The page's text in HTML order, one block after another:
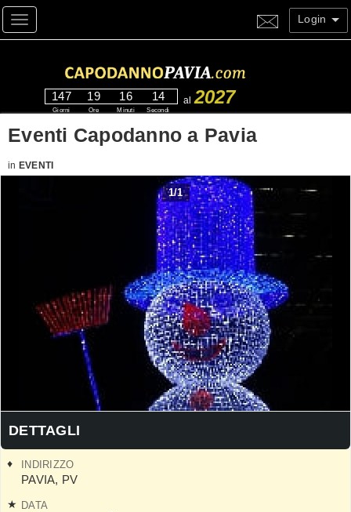
Toggle navigation Login
147
Giorni
19
Ore
16
Minuti
13
Secondi
al 2027
Eventi Capodanno a Pavia
in EVENTI
1/1
DETTAGLI
INDIRIZZO
PAVIA, PV
DATA